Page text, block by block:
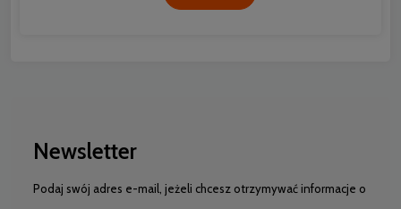
Newsletter
Podaj swój adres e-mail, jeżeli chcesz otrzymywać informacje o